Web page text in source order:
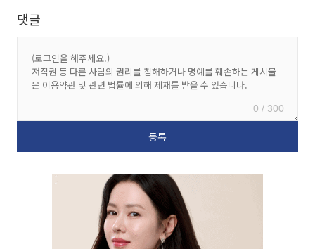
댓글
0 / 300